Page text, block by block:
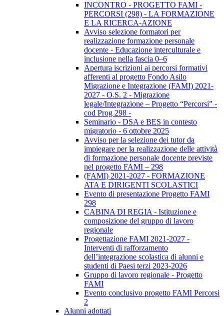
INCONTRO - PROGETTO FAMI -
PERCORSI (298) - LA FORMAZIONE
E LA RICERCA-AZIONE
Avviso selezione formatori per
realizzazione formazione personale
docente - Educazione interculturale e
inclusione nella fascia 0–6
Apertura iscrizioni ai percorsi formativi
afferenti al progetto Fondo Asilo
Migrazione e Integrazione (FAMI) 2021-
2027 - O.S. 2 - Migrazione
legale/Integrazione – Progetto “Percorsi” -
cod Prog 298 -
Seminario - DSA e BES in contesto
migratorio - 6 ottobre 2025
Avviso per la selezione dei tutor da
impiegare per la realizzazione delle attività
di formazione personale docente previste
nel progetto FAMI – 298
(FAMI) 2021-2027 - FORMAZIONE
ATA E DIRIGENTI SCOLASTICI
Evento di presentazione Progetto FAMI
298
CABINA DI REGIA - Istituzione e
composizione del gruppo di lavoro
regionale
Progettazione FAMI 2021-2027 -
Interventi di rafforzamento
dell’integrazione scolastica di alunni e
studenti di Paesi terzi 2023-2026
Gruppo di lavoro regionale - Progetto
FAMI
Evento conclusivo progetto FAMI Percorsi
2
Alunni adottati